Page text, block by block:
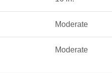
Moderate
Moderate